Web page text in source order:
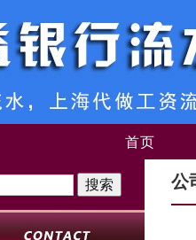
首页
公